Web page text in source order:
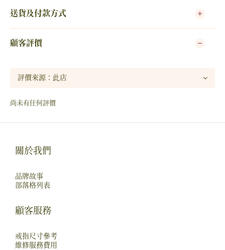
送貨及付款方式
顧客評價
尚未有任何評價
關於我們
品牌故事
部落格列表
顧客服務
戒指尺寸參考
維修服務費用